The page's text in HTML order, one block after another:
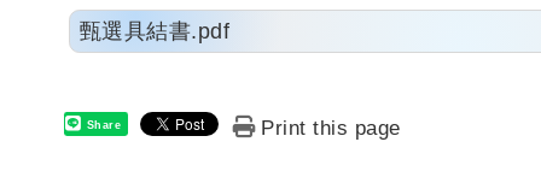
甄選具結書.pdf
Share Print this page